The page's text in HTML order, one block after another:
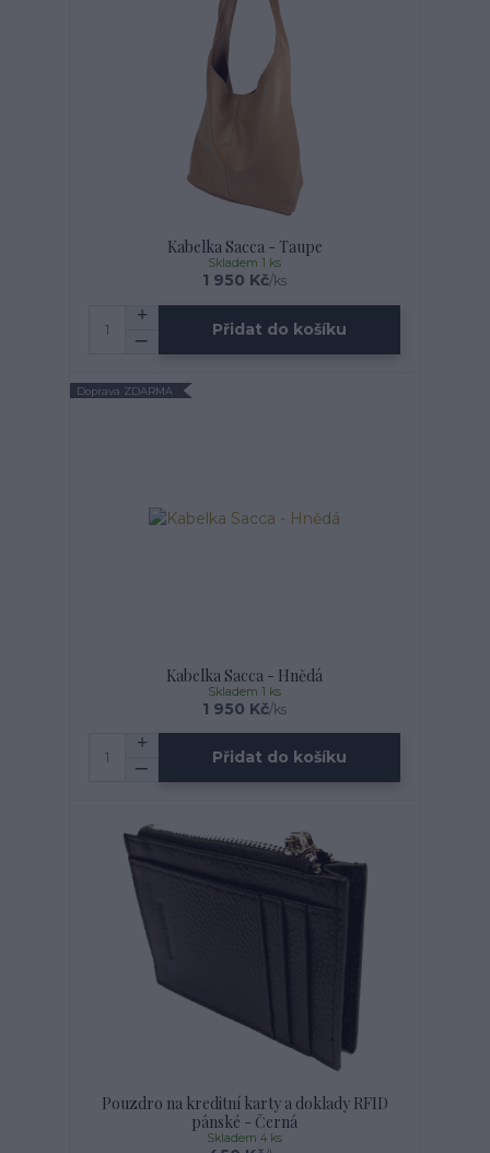
Kabelka Sacca - Taupe
1 950 Kč/ks
Skladem 1 ks
Přidat do košíku
Doprava ZDARMA
Kabelka Sacca - Hnědá
1 950 Kč/ks
Skladem 1 ks
Přidat do košíku
Pouzdro na kreditní karty a doklady RFID
pánské - Černá
Skladem 4 ks